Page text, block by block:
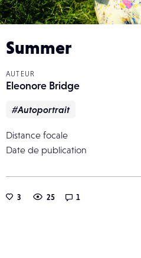
Summer
AUTEUR
Eleonore Bridge
#Autoportrait
Distance focale
Date de publication
3 25 1